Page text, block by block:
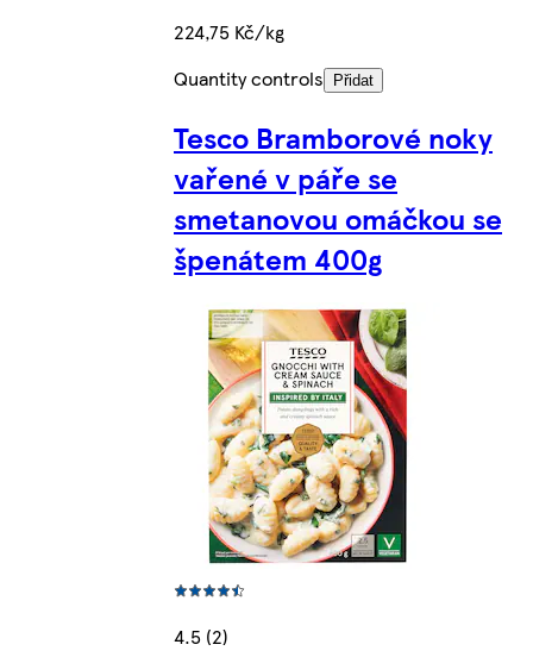
224,75 Kč/kg
Quantity controls
Přidat
Tesco Bramborové noky
vařené v páře se
smetanovou omáčkou se
špenátem 400g
4.5 (2)